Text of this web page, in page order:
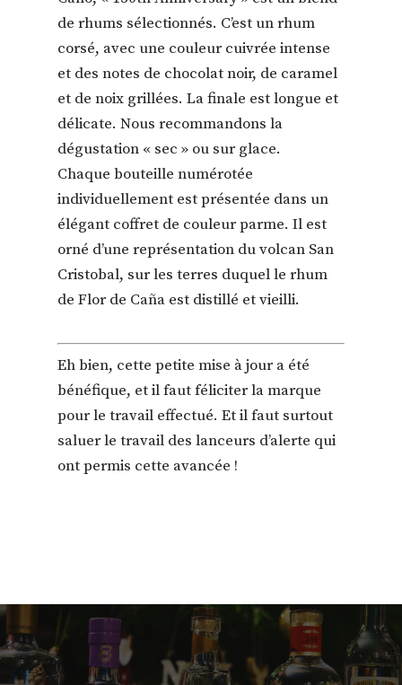
de rhums sélectionnés. C’est un rhum
corsé, avec une couleur cuivrée intense
et des notes de chocolat noir, de caramel
et de noix grillées. La finale est longue et
délicate. Nous recommandons la
dégustation « sec » ou sur glace.
Chaque bouteille numérotée
individuellement est présentée dans un
élégant coffret de couleur parme. Il est
orné d’une représentation du volcan San
Cristobal, sur les terres duquel le rhum
de Flor de Caña est distillé et vieilli.
Eh bien, cette petite mise à jour a été
bénéfique, et il faut féliciter la marque
pour le travail effectué. Et il faut surtout
saluer le travail des lanceurs d’alerte qui
ont permis cette avancée !